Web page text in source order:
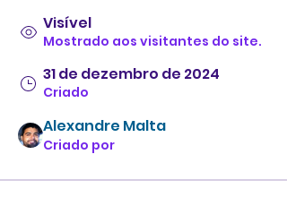
Visível
Mostrado aos visitantes do site.
31 de dezembro de 2024
Criado
Alexandre Malta
Criado por